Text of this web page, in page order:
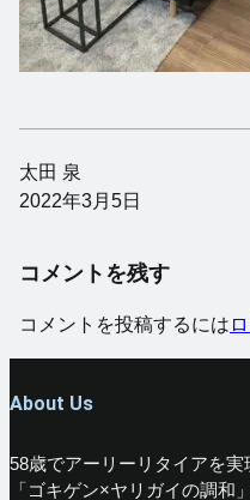
太田 泉
2022年3月5日
コメントを残す
コメントを投稿するには
About Us
58歳でアーリーリタイアを
「ゴキゲン×ヤリガイの調和